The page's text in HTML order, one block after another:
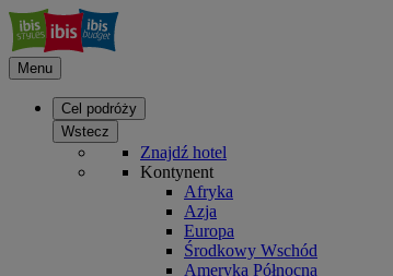
Menu
Cel podróży
Wstecz
Znajdź hotel
Kontynent
Afryka
Azja
Europa
Środkowy Wschód
Ameryka Północna